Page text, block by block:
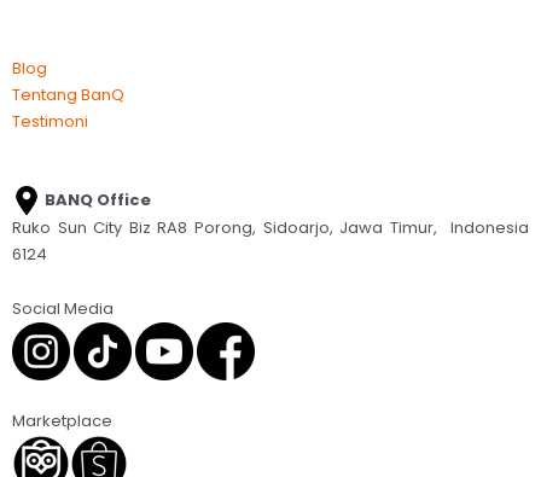
Blog
Tentang BanQ
Testimoni
BANQ Office
Ruko Sun City Biz RA8 Porong, Sidoarjo, Jawa Timur, Indonesia
6124
Social Media
Marketplace